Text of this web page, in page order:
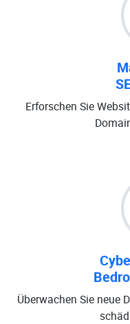
Erforschen Sie
Überwachen Sie neue